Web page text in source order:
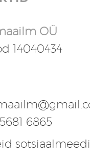
OÜ
14040434
6865